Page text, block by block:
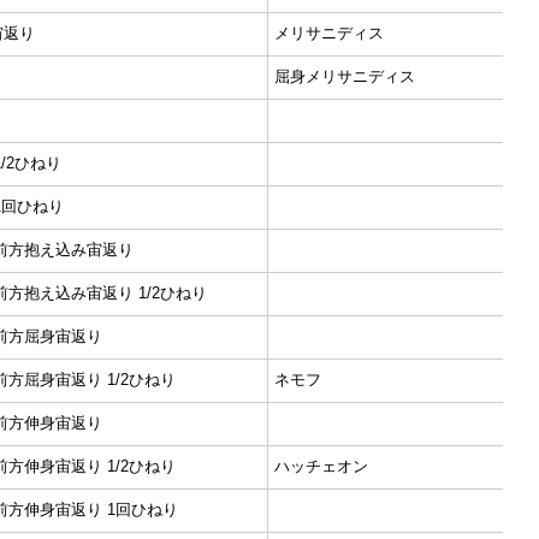
り メリサニディス
屈身メリサニディス
ひねり
ひねり
方抱え込み宙返り
抱え込み宙返り 1/2ひねり
方屈身宙返り
屈身宙返り 1/2ひねり ネモフ
方伸身宙返り
伸身宙返り 1/2ひねり ハッチェオン
伸身宙返り 1回ひねり